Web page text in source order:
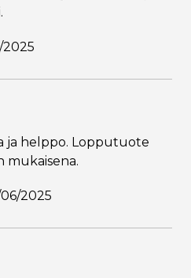
2025
ja helppo. Lopputuote
mukaisena.
2025